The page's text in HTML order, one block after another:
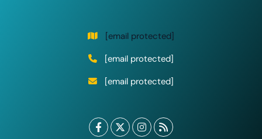
[email protected]
[email protected]
[email protected]